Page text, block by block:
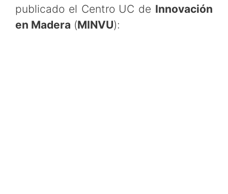
publicado el Centro UC de Innovación
en Madera (MINVU):